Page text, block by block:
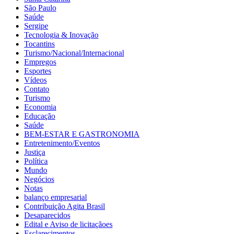
São Paulo
Saúde
Sergipe
Tecnologia & Inovação
Tocantins
Turismo/Nacional/Internacional
Empregos
Esportes
Vídeos
Contato
Turismo
Economia
Educação
Saúde
BEM-ESTAR E GASTRONOMIA
Entretenimento/Eventos
Justiça
Política
Mundo
Negócios
Notas
balanço empresarial
Contribuição Agita Brasil
Desaparecidos
Edital e Aviso de licitaçãoes